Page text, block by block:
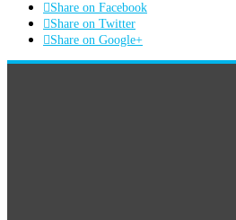
Share on Facebook
Share on Twitter
Share on Google+